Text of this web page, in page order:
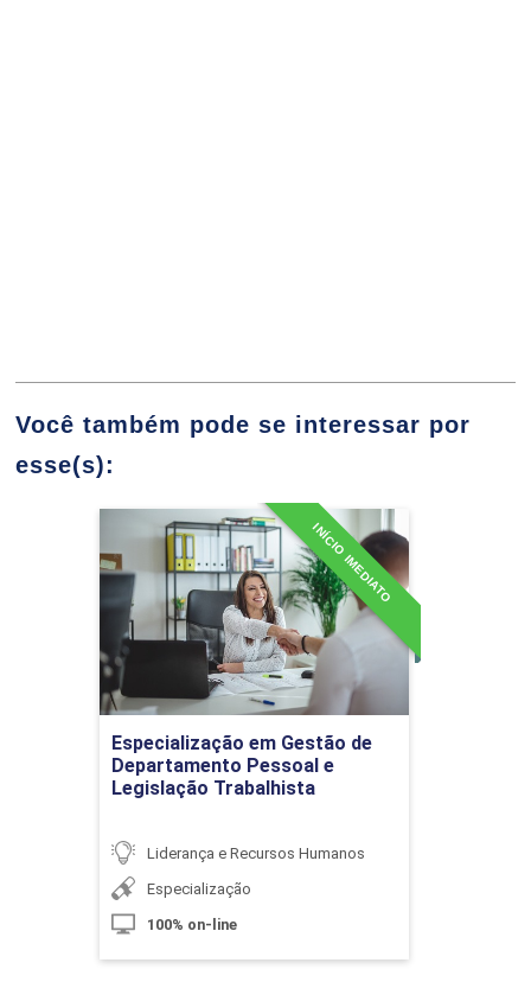
Desenvolvimento Gerencial e Liderança
Teorias Contemporâneas de
Liderança
10h
10h
Você também pode se interessar por
esse(s):
Especialização em Gestão de
Departamento Pessoal e
Legislação Trabalhista
INÍCIO IMEDIATO
Liderança e Recursos Humanos
Especialização
100% on-line
Especialização em Gestão
de Departamento Pessoal e
Legislação Trabalhista
Detalhes do curso